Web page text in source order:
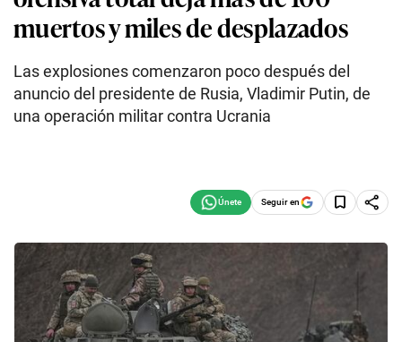
muertos y miles de desplazados
Las explosiones comenzaron poco después del
anuncio del presidente de Rusia, Vladimir Putin, de
una operación militar contra Ucrania
Seguir en